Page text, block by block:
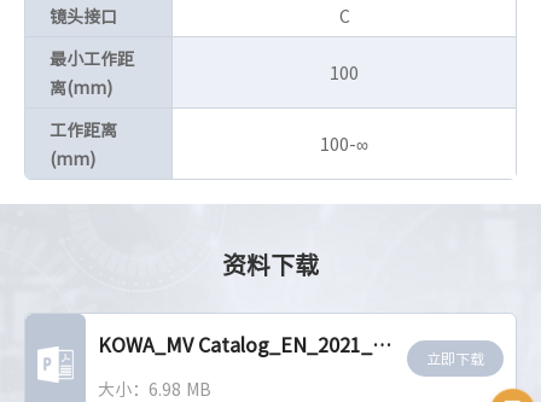
镜头接口
C
最小工作距
离(mm)
100
工作距离
(mm)
100-∞
资料下载
KOWA_MV Catalog_EN_2021_ver.2.0
大小：6.98 MB
立即下载